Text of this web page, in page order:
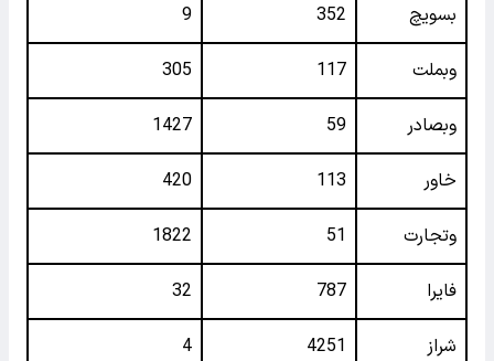
بسویچ 352
9
وبملت 117
305
وبصادر 59
1427
خاور 113
420
وتجارت 51
1822
فایرا 787
32
شراز 4251
4